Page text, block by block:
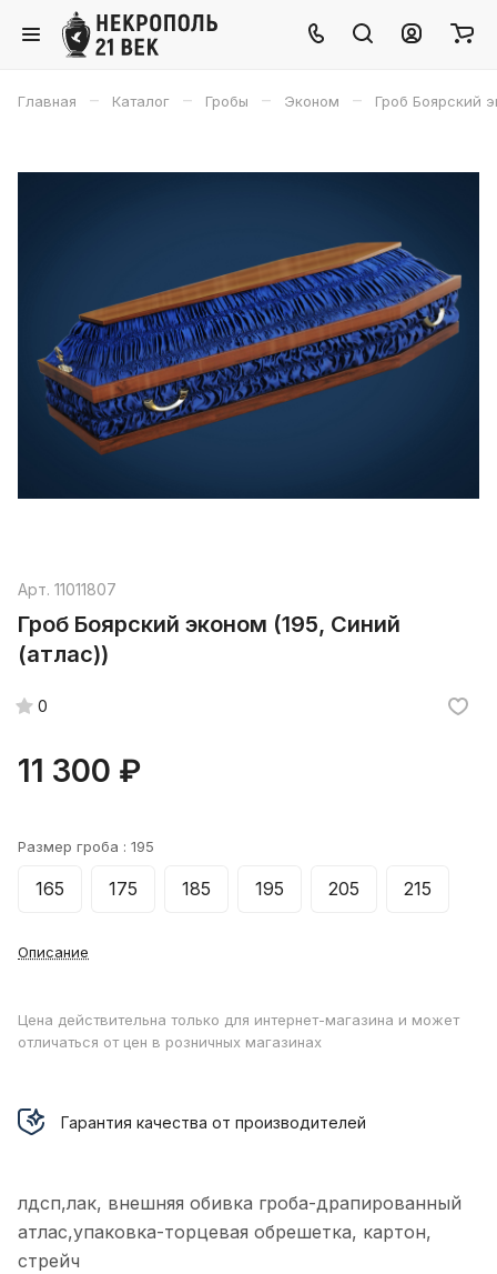
Главная – Каталог – Гробы – Эконом – Гроб Боярский
Арт. 11011807
Гроб Боярский эконом (195, Синий
(атлас))
0
11 300 ₽
Размер гроба : 195
165 175 185 195 205 215
Описание
Цена действительна только для интернет-магазина и может
отличаться от цен в розничных магазинах
Гарантия качества от производителей
лдсп,лак, внешняя обивка гроба-драпированный
атлас,упаковка-торцевая обрешетка, картон,
стрейч